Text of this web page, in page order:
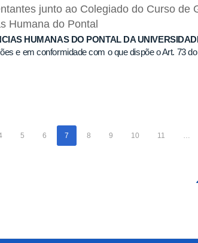
junto ao Colegiado do Curso de
Humana do Pontal
HUMANAS DO PONTAL DA
e em conformidade com o que dispõe o Art. 73
5 6 7 8 9 10 11 …